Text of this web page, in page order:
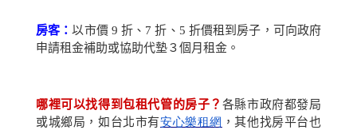
房客：以市價 9 折、 7 折、 5 折價租到房子，可向政府
申請租金補助或協助代墊３個月租金。
哪裡可以找得到包租代管的房子？ 各縣市政府都發局
或城鄉局，如台北市有安心樂租網 ，其他找房平台也